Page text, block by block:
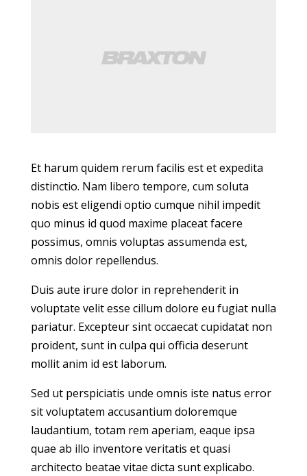
Et harum quidem rerum facilis est et expedita
distinctio. Nam libero tempore, cum soluta
nobis est eligendi optio cumque nihil impedit
quo minus id quod maxime placeat facere
possimus, omnis voluptas assumenda est,
omnis dolor repellendus.
Duis aute irure dolor in reprehenderit in
voluptate velit esse cillum dolore eu fugiat nulla
pariatur. Excepteur sint occaecat cupidatat non
proident, sunt in culpa qui officia deserunt
mollit anim id est laborum.
Sed ut perspiciatis unde omnis iste natus error
sit voluptatem accusantium doloremque
laudantium, totam rem aperiam, eaque ipsa
quae ab illo inventore veritatis et quasi
architecto beatae vitae dicta sunt explicabo.